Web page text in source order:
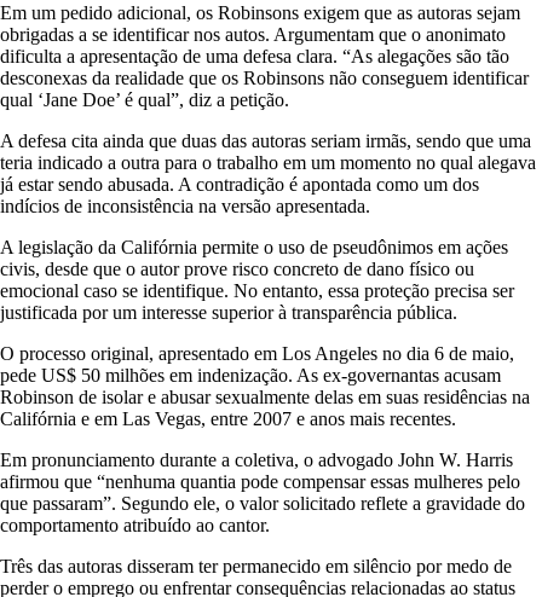
Em um pedido adicional, os Robinsons exigem que as autoras sejam
obrigadas a se identificar nos autos. Argumentam que o anonimato
dificulta a apresentação de uma defesa clara. “As alegações são tão
desconexas da realidade que os Robinsons não conseguem identificar
qual ‘Jane Doe’ é qual”, diz a petição.
A defesa cita ainda que duas das autoras seriam irmãs, sendo que uma
teria indicado a outra para o trabalho em um momento no qual alegava
já estar sendo abusada. A contradição é apontada como um dos
indícios de inconsistência na versão apresentada.
A legislação da Califórnia permite o uso de pseudônimos em ações
civis, desde que o autor prove risco concreto de dano físico ou
emocional caso se identifique. No entanto, essa proteção precisa ser
justificada por um interesse superior à transparência pública.
O processo original, apresentado em Los Angeles no dia 6 de maio,
pede US$ 50 milhões em indenização. As ex-governantas acusam
Robinson de isolar e abusar sexualmente delas em suas residências na
Califórnia e em Las Vegas, entre 2007 e anos mais recentes.
Em pronunciamento durante a coletiva, o advogado John W. Harris
afirmou que “nenhuma quantia pode compensar essas mulheres pelo
que passaram”. Segundo ele, o valor solicitado reflete a gravidade do
comportamento atribuído ao cantor.
Três das autoras disseram ter permanecido em silêncio por medo de
perder o emprego ou enfrentar consequências relacionadas ao status